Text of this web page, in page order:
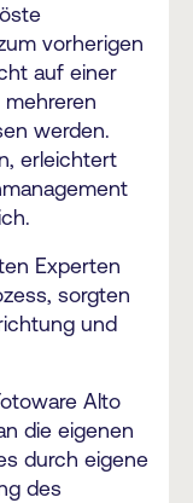
vorherigen
auf einer
werden.
erleichtert
Experten
sorgten
und
Alto
die eigenen
durch eigene
des